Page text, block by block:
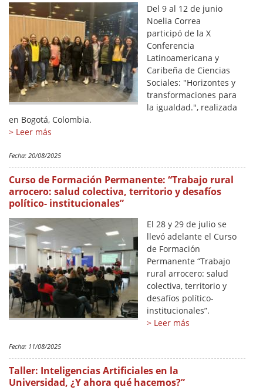
Del 9 al 12 de junio
Noelia Correa
participó de la X
Conferencia
Latinoamericana y
Caribeña de Ciencias
Sociales: "Horizontes y
transformaciones para
la igualdad.", realizada
en Bogotá, Colombia.
> Leer más
Fecha: 20/08/2025
Curso de Formación Permanente: “Trabajo rural
arrocero: salud colectiva, territorio y desafíos
político- institucionales”
El 28 y 29 de julio se
llevó adelante el Curso
de Formación
Permanente “Trabajo
rural arrocero: salud
colectiva, territorio y
desafíos político-
institucionales”.
> Leer más
Fecha: 11/08/2025
Taller: Inteligencias Artificiales en la
Universidad, ¿Y ahora qué hacemos?”